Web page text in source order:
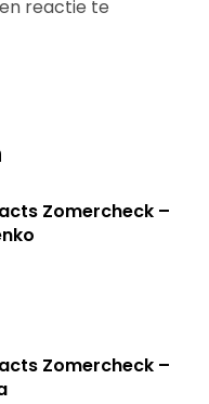
reactie te
Zomercheck –
Zomercheck –